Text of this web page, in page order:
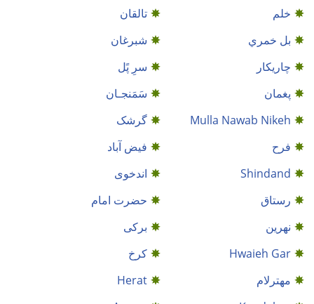
خلم
تالقان
بل خمري
شبرغان
چاریکار
سرِ پًل
پغمان
سَمَنجـان
Mulla Nawab Nikeh
گرشک
فرح
فیض آباد
Shindand
اندخوى
رستاق
حضرت امام
نهرین
برکی
Hwaieh Gar
کرخ
مهترلام
Herat